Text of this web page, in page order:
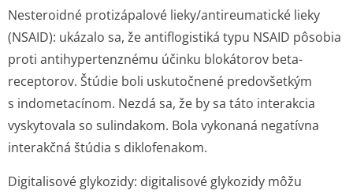
Nesteroidné protizápalové lieky/antireu­matické lieky
(NSAID): ukázalo sa, že antiflogistiká typu NSAID pôsobia
proti antihypertenznému účinku blokátorov beta-
receptorov. Štúdie boli uskutočnené predovšetkým
s indometacínom. Nezdá sa, že by sa táto interakcia
vyskytovala so sulindakom. Bola vykonaná negatívna
interakčná štúdia s diklofenakom.
Digitalisové glykozidy: digitalisové glykozidy môžu